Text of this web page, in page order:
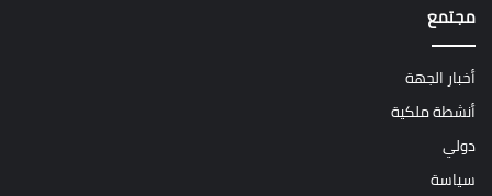
مجتمع
أخبار الجهة
أنشطة ملكية
دولي
سياسة